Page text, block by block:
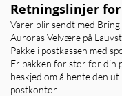
Retningslinjer
Varer blir sendt med
Auroras Velvære på
Pakke i postkassen med
Er pakken for stor for din
beskjed om å hente den
postkontor.